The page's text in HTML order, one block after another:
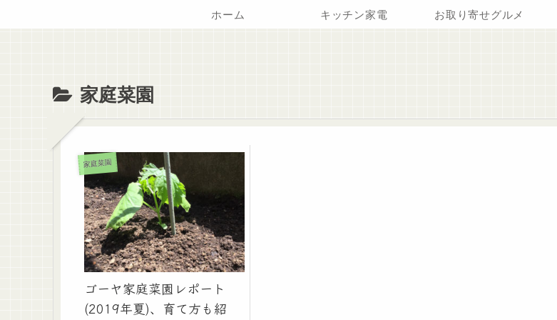
ホーム キッチン家電 お取り寄せグルメ
家庭菜園
家庭菜園
ゴーヤ家庭菜園レポート
(2019年夏)、育て方も紹